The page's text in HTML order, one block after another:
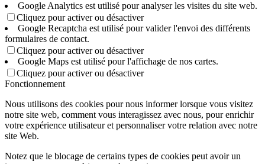
Google Analytics est utilisé pour analyser les visites du site web.
Cliquez pour activer ou désactiver
Google Recaptcha est utilisé pour valider l'envoi des différents
formulaires de contact.
Cliquez pour activer ou désactiver
Google Maps est utilisé pour l'affichage de nos cartes.
Cliquez pour activer ou désactiver
Fonctionnement
Nous utilisons des cookies pour nous informer lorsque vous visitez
notre site web, comment vous interagissez avec nous, pour enrichir
votre expérience utilisateur et personnaliser votre relation avec notre
site Web.
Notez que le blocage de certains types de cookies peut avoir un